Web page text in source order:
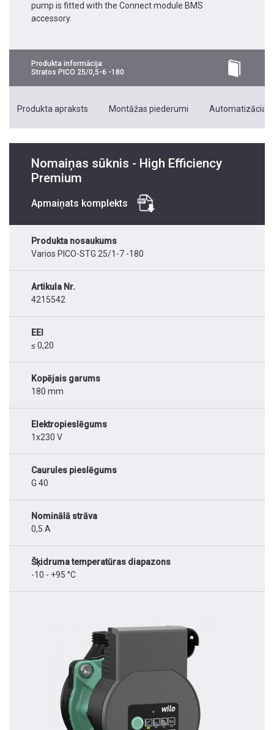
pump is fitted with the Connect module BMS
accessory.
Produkta informācija
Stratos PICO 25/0,5-6 -180
Produkta apraksts Montāžas piederumi Automatizācias
Nomaiņas sūknis - High Efficiency
Premium
Apmaiņats komplekts
Produkta nosaukums
Varios PICO-STG 25/1-7 -180
Artikula Nr.
4215542
EEI
≤ 0,20
Kopējais garums
180 mm
Elektropieslēgums
1x230 V
Caurules pieslēgums
G 40
Nominālā strāva
0,5 A
Šķidruma temperatūras diapazons
-10 - +95 °C